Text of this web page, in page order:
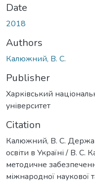
Date
2018
Authors
Калюжний, В. С.
Publisher
Харківський
університет
Citation
Калюжний, В. С.
освіти в Україні / В.
методичне
міжнародної наукової